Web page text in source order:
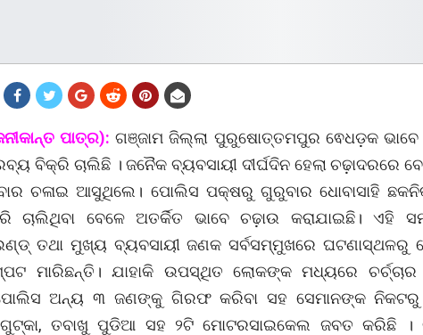
ପାତ୍ର): ଗଞ୍ଜାମ ଜିଲ୍ଲା ପୁରୁଷୋତ୍ତମପୁର ଵେଧଡ଼କ ଭାବେ
ବିକ୍ରି ଚାଲିଛି । ଜନୈକ ବ୍ୟବସାୟୀ ଦୀର୍ଘଦିନ ହେଲା ଚଢ଼ାଦରରେ
ଚଳାଇ ଆସୁଥିଲେ। ପୋଲିସ ପକ୍ଷରୁ ଗୁରୁବାର ଧୋବାସାହି
ଚାଲିଥିବା ବେଳେ ଅତର୍କିତ ଭାବେ ଚଢ଼ାଉ କରାଯାଇଛି। ଏହି
ତଥା ମୁଖ୍ୟ ବ୍ୟବସାୟୀ ଜଣକ ସର୍ବସମ୍ମୁଖରେ ଘଟଣାସ୍ଥଳରୁ
ମାରିଛନ୍ତି। ଯାହାକି ଉପସ୍ଥିତ ଲୋକଙ୍କ ମଧ୍ୟରେ
ଅନ୍ୟ ୩ ଜଣଙ୍କୁ ଗିରଫ କରିବା ସହ ସେମାନଙ୍କ
ତବାଖୁ ପୁଡିଆ ସହ ୨ଟି ମୋଟରସାଇକେଲ ଜବତ କରିଛି